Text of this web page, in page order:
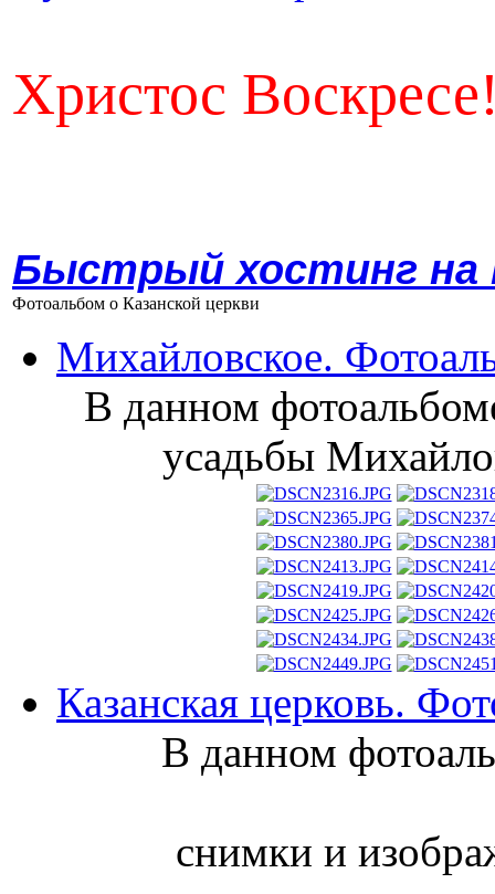
Христос
Быстрый хостинг на
Фотоальбом о Казанской церкви
Михайловское.
В данном
усадьбы
Казанская церковь.
В данном
снимки и